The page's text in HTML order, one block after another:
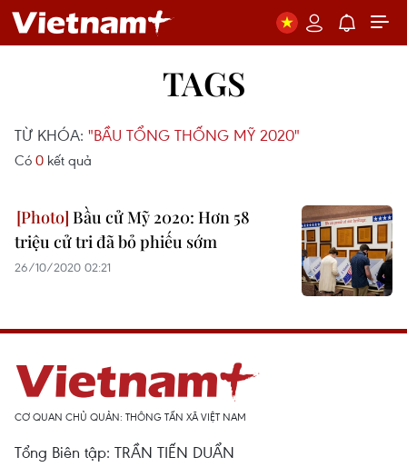
TAGS
TỪ KHÓA: "BẦU TỔNG THỐNG MỸ 2020"
Có 0 kết quả
Bầu cử Mỹ 2020: Hơn 58
triệu cử tri đã bỏ phiếu sớm
26/10/2020 02:21
CƠ QUAN CHỦ QUẢN: THÔNG TẤN XÃ VIỆT NAM
Tổng Biên tập: TRẦN TIẾN DUẨN